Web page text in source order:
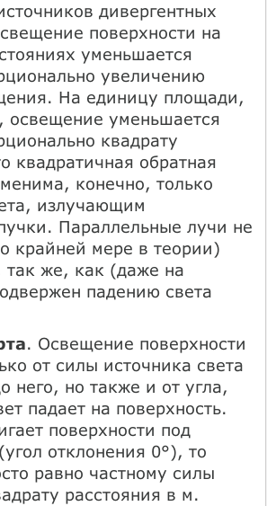
дивергентных
поверхности на
уменьшается
увеличению
На единицу площади,
освещение уменьшается
квадрату
квадратичная обратная
конечно, только
излучающим
Параллельные лучи не
крайней мере в теории)
так же, как (даже на
падению света
. Освещение поверхности
от силы источника света
него, но также и от угла,
падает на поверхность.
поверхности под
отклонения 0°), то
равно частному силы
расстояния в м.